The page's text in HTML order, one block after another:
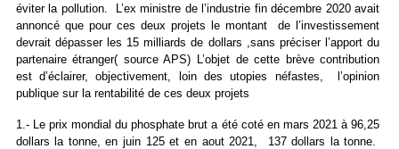
éviter la pollution. L’ex ministre de l’industrie fin décembre 2020 avait
annoncé que pour ces deux projets le montant de l’investissement
devrait dépasser les 15 milliards de dollars ,sans préciser l’apport du
partenaire étranger( source APS) L’objet de cette brève contribution
est d’éclairer, objectivement, loin des utopies néfastes, l’opinion
publique sur la rentabilité de ces deux projets
1.- Le prix mondial du phosphate brut a été coté en mars 2021 à 96,25
dollars la tonne, en juin 125 et en aout 2021, 137 dollars la tonne.